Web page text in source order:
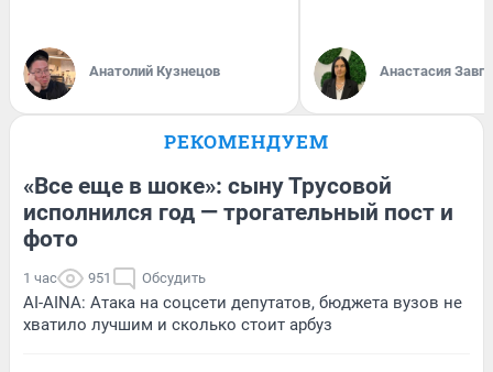
Анатолий Кузнецов Анастасия
РЕКОМЕНДУЕМ
«Все еще в шоке»: сыну Трусовой
исполнился год — трогательный пост и
фото
1 час 951 Обсудить
AI-AINA: Атака на соцсети депутатов, бюджета вузов не
хватило лучшим и сколько стоит арбуз